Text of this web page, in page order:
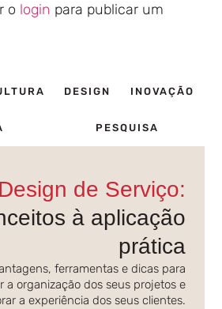
o login para publicar um
DESIGN INOVAÇÃO
PESQUISA
Design de Serviço:
à aplicação
prática
ferramentas e dicas para
a organização dos seus projetos e
a experiência dos seus clientes.